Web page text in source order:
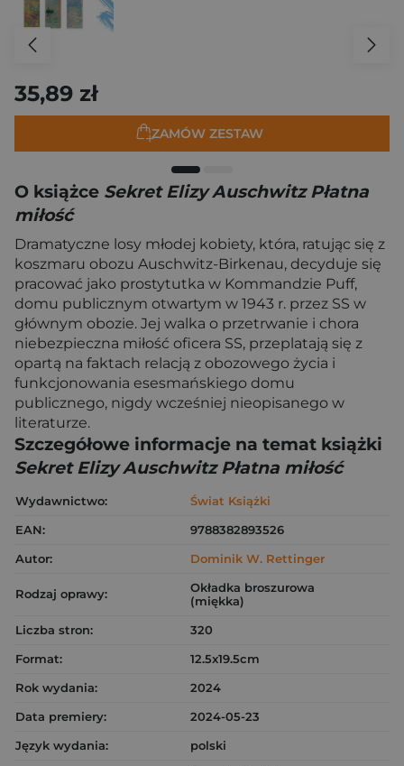
35,89 zł
ZAMÓW ZESTAW
O książce Sekret Elizy Auschwitz Płatna
miłość
Dramatyczne losy młodej kobiety, która, ratując się z
koszmaru obozu Auschwitz-Birkenau, decyduje się
pracować jako prostytutka w Kommandzie Puff,
domu publicznym otwartym w 1943 r. przez SS w
głównym obozie. Jej walka o przetrwanie i chora
niebezpieczna miłość oficera SS, przeplatają się z
opartą na faktach relacją z obozowego życia i
funkcjonowania esesmańskiego domu
publicznego, nigdy wcześniej nieopisanego w
literaturze.
Szczegółowe informacje na temat książki
Sekret Elizy Auschwitz Płatna miłość
Wydawnictwo:
Świat Książki
EAN:
9788382893526
Autor:
Dominik W. Rettinger
Rodzaj oprawy:
Okładka broszurowa
(miękka)
Liczba stron:
320
Format:
12.5x19.5cm
Rok wydania:
2024
Data premiery:
2024-05-23
Język wydania:
polski